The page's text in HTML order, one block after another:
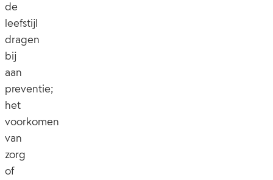
de
leefstijl
dragen
bij
aan
preventie;
het
voorkomen
van
zorg
of